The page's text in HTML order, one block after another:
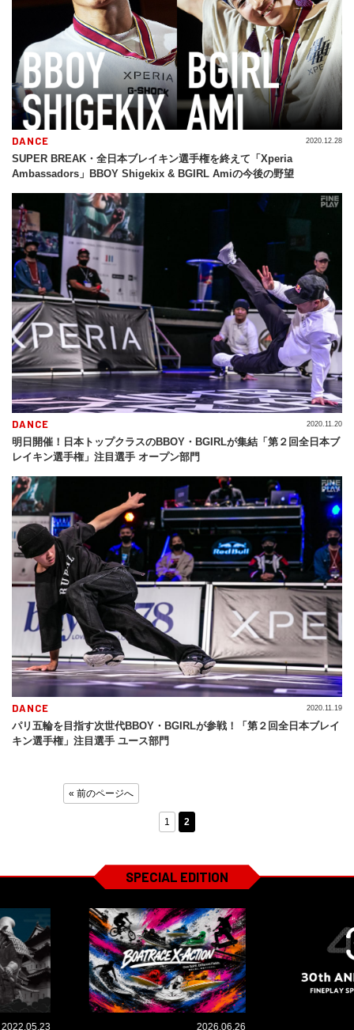
DANCE
SUPER BREAK・全日本ブレイキン選手権を終えて「Xperia
Ambassadors」BBOY Shigekix & BGIRL Amiの今後の野望
2020.12.28
DANCE
明日開催！日本トップクラスのBBOY・BGIRLが集結「第２回全日本ブ
レイキン選手権」注目選手 オープン部門
2020.11.20
DANCE
パリ五輪を目指す次世代BBOY・BGIRLが参戦！「第２回全日本ブレイ
キン選手権」注目選手 ユース部門
2020.11.19
« 前のページへ
1 2
SPECIAL EDITION
2022.05.23 2026.06.26